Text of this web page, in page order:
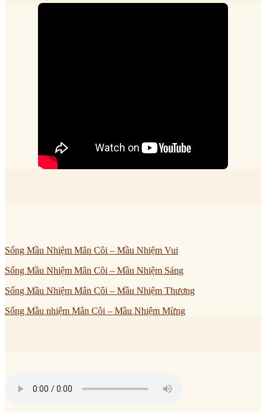
Sống Mầu Nhiệm Mân Côi – Mầu Nhiệm Vui
Sống Mầu Nhiệm Mân Côi – Mầu Nhiệm Sáng
Sống Mầu Nhiệm Mân Côi – Mầu Nhiệm Thương
Sống Mầu nhiệm Mân Côi – Mầu Nhiệm Mừng